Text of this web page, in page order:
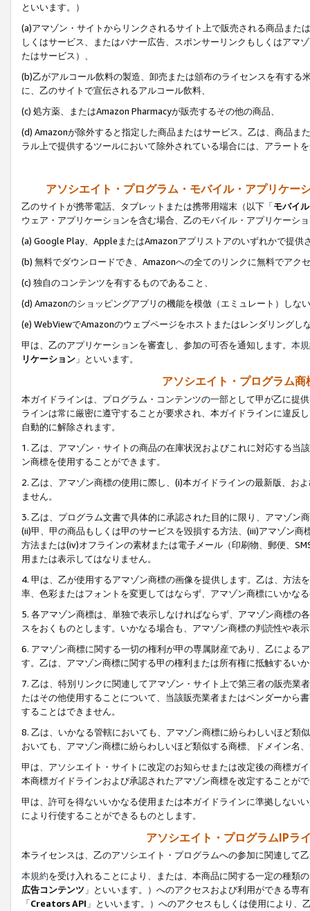
といいます。）
(a)アマゾン・サイトからリンクされるサイト上で販売される商品ま
しくはサービス、またはバナー広告、スポンサーリンクもしくはアマ
たはサービス）、
(b)乙がアルコール飲料の製造、卸売または頒布のライセンスを有す
に、乙のサイトで宣伝されるアルコール飲料、
(c) 処方薬、またはAmazon Pharmacyが販売するその他の商品、
(d) Amazonが除外すると指定した商品またはサービス。乙は、商品ま
ラル上で提供するツールにおいて除外されている場合には、アラート
アソシエイト・プログラム・モバイル・アプリケー
乙のサイトが携帯電話、タブレットまたは携帯用端末（以下「モバイ
ウェア・アプリケーションを含む場合、乙のモバイル・アプリケーシ
(a) Google Play、AppleまたはAmazonアプリストアのいずれかで提供
(b) 無料でダウンロードでき、Amazonへの全てのリンクに無料でアク
(c) 独自のコンテンツを有するものであること、
(d) Amazonのショッピングアプリの機能を模倣（エミュレート）しな
(e) WebViewでAmazonのウェブページをホストまたはレンダリングし
甲は、乙のアプリケーションを審査し、参加の可否を通知します。 本
リケーション 」といいます。
アソシエイト・プログラム
本ガイドラインは、プログラム・コンテンツの一部として甲が乙に提
ラインは常に厳密に遵守することが要求され、本ガイドラインに違反
自動的に解除されます。
1. 乙は、アマゾン・サイトの商品の在庫状況およびこれに対応する
ン商標を使用することができます。
2. 乙は、アマゾン商標の使用に際し、(i)本ガイドラインの最新版、お
ません。
3. 乙は、プログラム文書で具体的に承認された目的に限り、アマゾン
(ii)甲、甲の商品もしくは甲のサービスを毀損する方法、(iii)アマゾン
方法または(iv)オフラインの素材または電子メール（印刷物、郵便、
用または表示してはなりません。
4. 甲は、乙が使用するアマゾン商標の画像を提供します。乙は、方
率、色彩またはフォントを変更してはならず、アマゾン商標にいかな
5. 各アマゾン商標は、単独で表示しなければならず、アマゾン商標
スをおくものとします。いかなる場合も、アマゾン商標の判読性や表
6. アマゾン商標に関する一切の権利が甲の専属財産であり、乙による
す。乙は、アマゾン商標に関する甲の権利または所有権に抵触するい
7. 乙は、特別リンクに関連してアマゾン・サイト上で第三者の販売
たはその他使用することについて、当該販売業者またはベンダーから
することはできません。
8. 乙は、いかなる管轄においても、アマゾン商標に紛らわしいほど類
おいても、アマゾン商標に紛らわしいほど類似する商標、ドメイン名
甲は、アソシエイト・サイトに改定のお知らせまたは改定後の商標ガ
本商標ガイドラインおよび承認されたアマゾン商標を改定することが
甲は、許可を得ないいかなる使用または本ガイドラインに準拠しない
により行使することができるものとします。
アソシエイト・プログラムIPラ
本ライセンスは、乙のアソシエイト・プログラムへの参加に関連して
本規約を受け入れることにより、または、本商品に関する一定の種類
広告コンテンツ 」といいます。）へのアクセスおよび利用ができる専
「Creators API 」といいます。）へのアクセスもしくは使用により